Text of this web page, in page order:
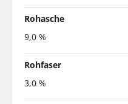
Rohasche
9,0 %
Rohfaser
3,0 %